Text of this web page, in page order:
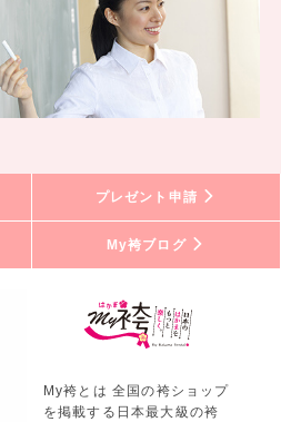
プレゼント申請
My袴ブログ
My袴とは 全国の袴ショップ
を掲載する日本最大級の袴